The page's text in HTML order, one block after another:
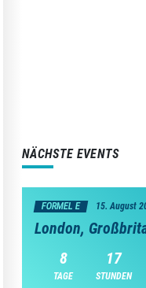
NÄCHSTE EVENTS
FORMEL E 15. August
London,
8
TAGE
17
STUNDEN